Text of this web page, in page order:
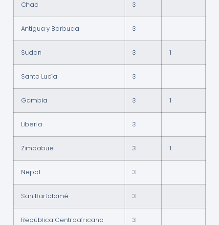
Chad 3
Antigua y Barbuda 3
Sudan 3 1
Santa Lucía 3
Gambia 3 1
Liberia 3
Zimbabue 3 1
Nepal 3
San Bartolomé 3
República Centroafricana 3